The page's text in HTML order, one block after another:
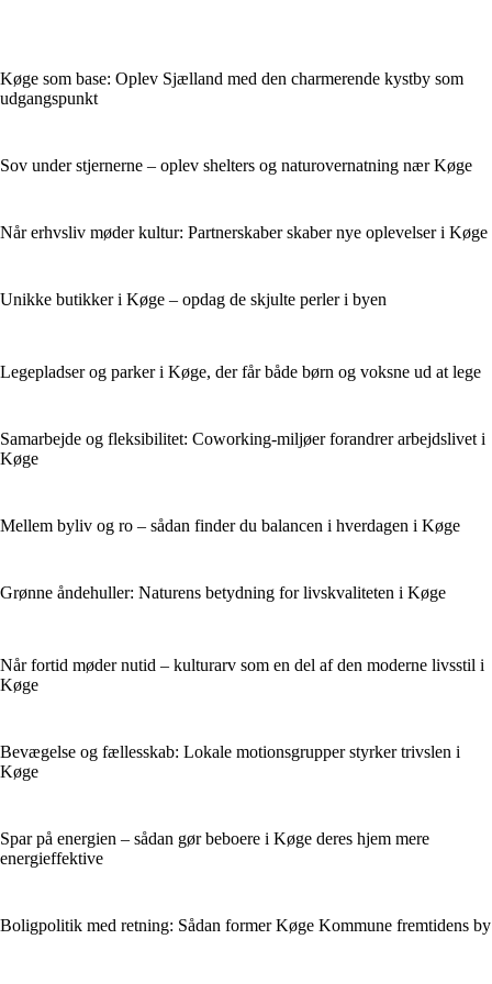
Køge som base: Oplev Sjælland med den charmerende kystby som
udgangspunkt
Sov under stjernerne – oplev shelters og naturovernatning nær Køge
Når erhvsliv møder kultur: Partnerskaber skaber nye oplevelser i Køge
Unikke butikker i Køge – opdag de skjulte perler i byen
Legepladser og parker i Køge, der får både børn og voksne ud at lege
Samarbejde og fleksibilitet: Coworking-miljøer forandrer arbejdslivet i
Køge
Mellem byliv og ro – sådan finder du balancen i hverdagen i Køge
Grønne åndehuller: Naturens betydning for livskvaliteten i Køge
Når fortid møder nutid – kulturarv som en del af den moderne livsstil i
Køge
Bevægelse og fællesskab: Lokale motionsgrupper styrker trivslen i
Køge
Spar på energien – sådan gør beboere i Køge deres hjem mere
energieffektive
Boligpolitik med retning: Sådan former Køge Kommune fremtidens by